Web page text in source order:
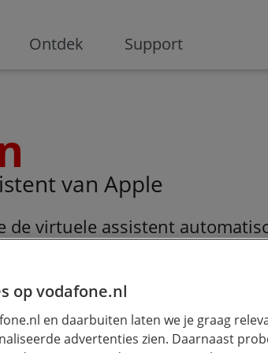
Ontdek Support
van Apple
de virtuele assistent
Apple Watch of Mac. Heb je
voor-stap uit hoe je Siri aan
op vodafone.nl
en daarbuiten laten we je graag
advertenties zien. Daarnaast